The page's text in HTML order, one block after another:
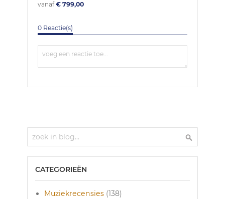
vanaf € 799,00
0 Reactie(s)
CATEGORIEËN
Muziekrecensies (138)